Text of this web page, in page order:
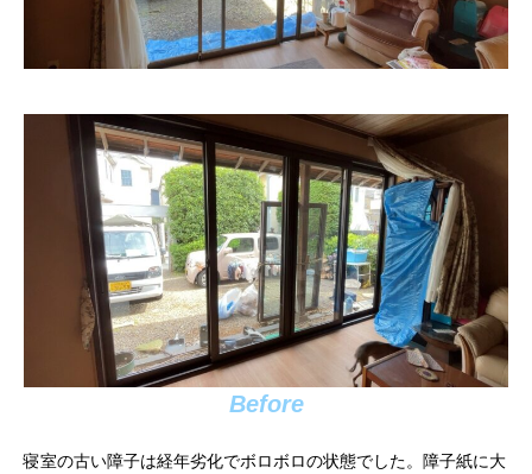
Before
寝室の古い障子は経年劣化でボロボロの状態でした。障子紙に大